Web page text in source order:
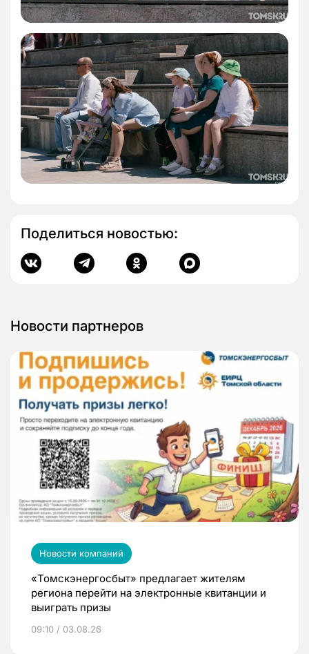
Поделиться новостью:
Новости партнеров
Новости компаний
«Томскэнергосбыт» предлагает жителям
региона перейти на электронные квитанции и
выиграть призы
09:10 / 03.08.26